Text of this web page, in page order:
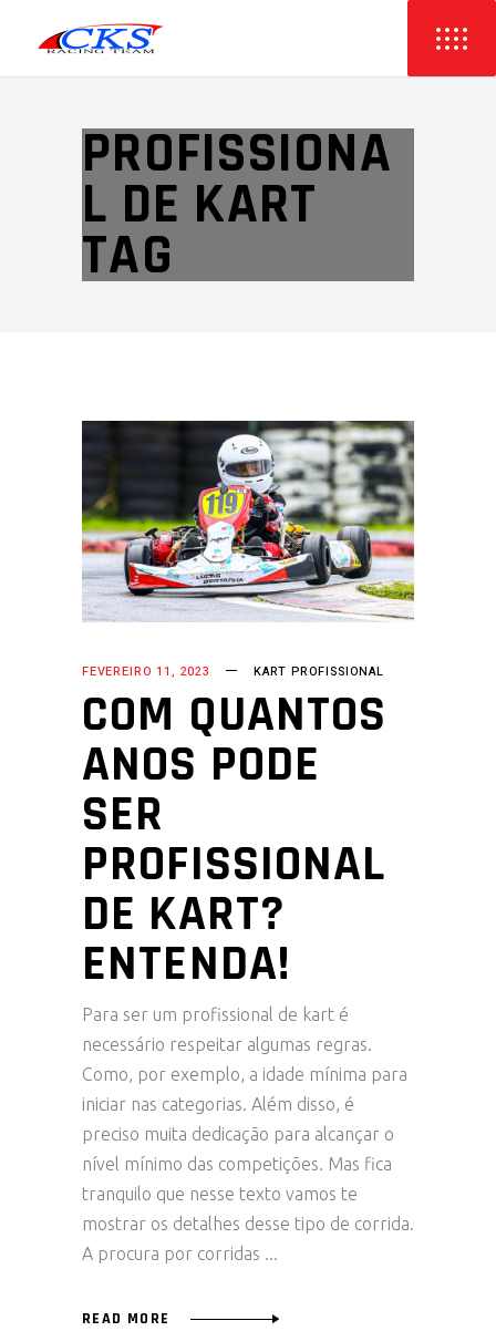
PROFISSIONA
L DE KART
TAG
FEVEREIRO 11, 2023 KART PROFISSIONAL
COM QUANTOS
ANOS PODE
SER
PROFISSIONAL
DE KART?
ENTENDA!
Para ser um profissional de kart é
necessário respeitar algumas regras.
Como, por exemplo, a idade mínima para
iniciar nas categorias. Além disso, é
preciso muita dedicação para alcançar o
nível mínimo das competições. Mas fica
tranquilo que nesse texto vamos te
mostrar os detalhes desse tipo de corrida.
A procura por corridas
READ MORE